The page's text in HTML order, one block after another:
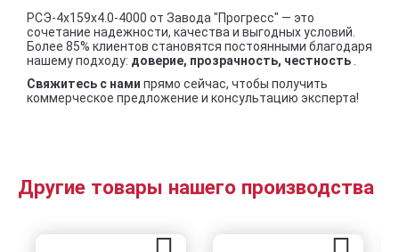
РСЭ-4x159x4.0-4000 от Завода "Прогресс" — это
сочетание надежности, качества и выгодных условий.
Более 85% клиентов становятся постоянными благодаря
нашему подходу: доверие, прозрачность, честность
Свяжитесь с нами прямо сейчас, чтобы получить
коммерческое предложение и консультацию эксперта!
Другие товары нашего производства